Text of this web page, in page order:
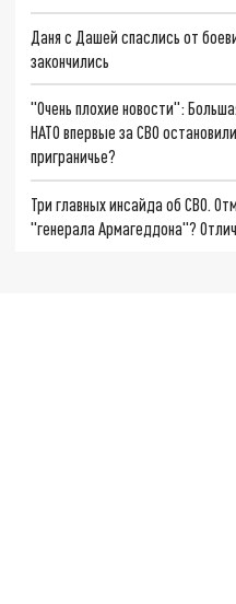
Даня с Дашей спаслись от
закончились
"Очень плохие новости":
НАТО впервые за СВО
приграничье?
Три главных инсайда об СВО.
"генерала Армагеддона"?